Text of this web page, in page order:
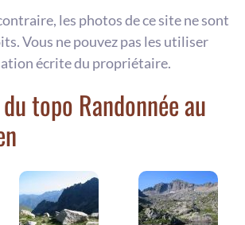
les photos de ce site ne sont
Vous ne pouvez pas les utiliser
écrite du propriétaire.
topo Randonnée au